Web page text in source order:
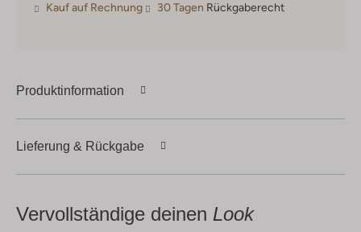
Kauf auf Rechnung 30 Tagen Rückgaberecht
Produktinformation
Lieferung & Rückgabe
Vervollständige deinen Look